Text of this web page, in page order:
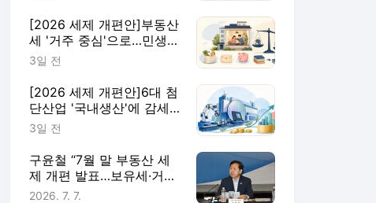
[2026 세제 개편안]부동산
세 '거주 중심'으로…민생
지원 확대·세제 혜택 115개
3일 전
[2026 세제 개편안]6대 첨
단산업 '국내생산'에 감세…
핵심부품 생산량에 따라 지
3일 전
구윤철 “7월 말 부동산 세
제 개편 발표…보유세·거래
세 균형 검토”
2026. 7. 7.